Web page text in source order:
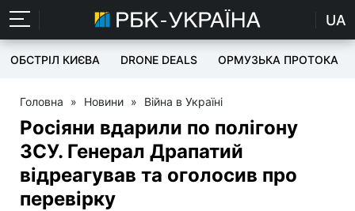
UA
ОБСТРІЛ КИЄВА DRONE DEALS ОРМУЗЬКА ПРОТОКА
Головна » Новини » Війна в Україні
Росіяни вдарили по полігону
ЗСУ. Генерал Драпатий
відреагував та оголосив про
перевірку